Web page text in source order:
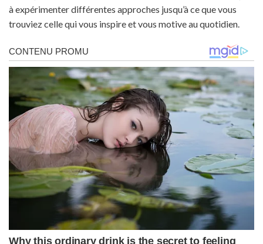
à expérimenter différentes approches jusqu’à ce que vous
trouviez celle qui vous inspire et vous motive au quotidien.